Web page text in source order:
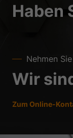
Haben
Nehmen
Wir
Zum Online-